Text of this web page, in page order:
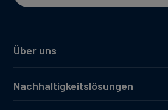
Über uns
Nachhaltigkeitslösungen